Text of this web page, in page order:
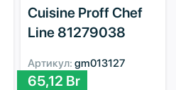
Cuisine Proff Chef
Line 81279038
Артикул: gm013127
65,12 Br